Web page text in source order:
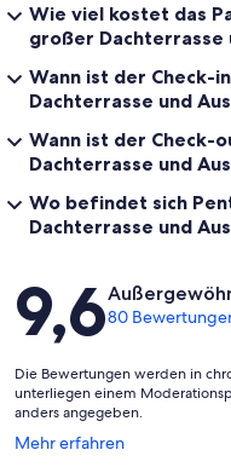
Wie viel kostet das
großer Dachterrasse
Wann ist der Check-
Dachterrasse und
Wann ist der Check-
Dachterrasse und
Wo befindet sich
Dachterrasse und
Bewertungen
9,680
Die Bewertungen werden in
unterliegen einem
anders angegeben.
Mehr erfahren
Wird